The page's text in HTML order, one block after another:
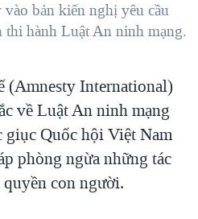
NAY
Ở VIỆT NAM
TẠI VIỆT NAM
PHỦ VIỆT NAM
TRỘM HẢI SÂM
bản kiến nghị yêu cầu
hành Luật An ninh mạng.
(Amnesty International)
về Luật An ninh mạng
giục Quốc hội Việt Nam
phòng ngừa những tác
con người.